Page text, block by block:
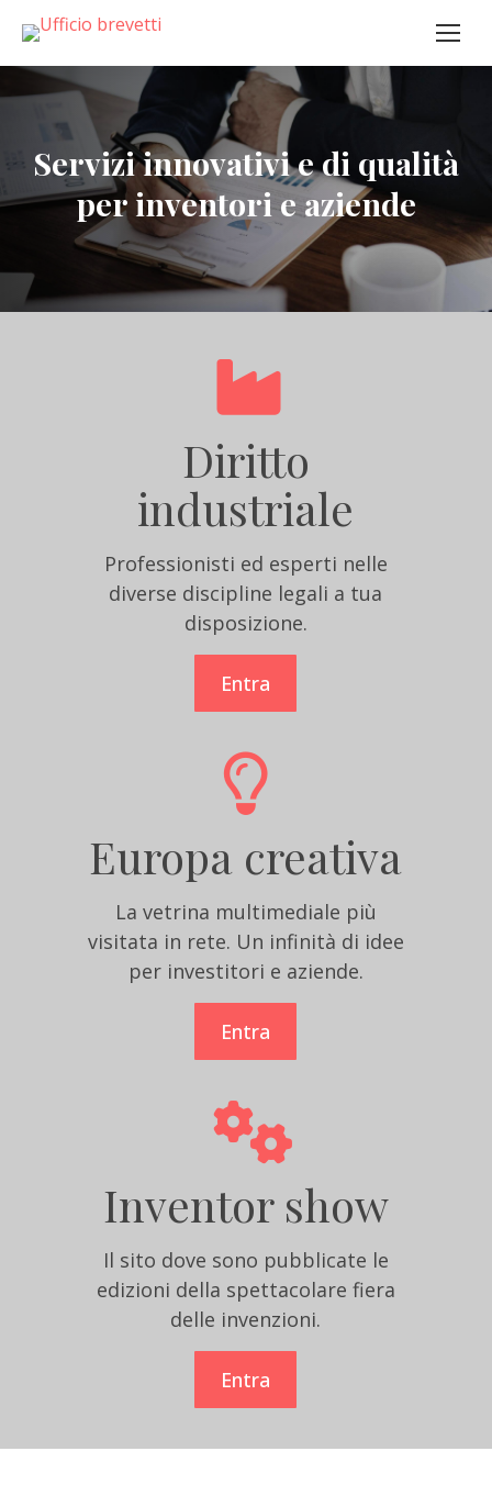
Servizi innovativi e di qualità
per inventori e aziende
Diritto
industriale
Professionisti ed esperti nelle
diverse discipline legali a tua
disposizione.
Entra
Europa creativa
La vetrina multimediale più
visitata in rete. Un infinità di idee
per investitori e aziende.
Entra
Inventor show
Il sito dove sono pubblicate le
edizioni della spettacolare fiera
delle invenzioni.
Entra